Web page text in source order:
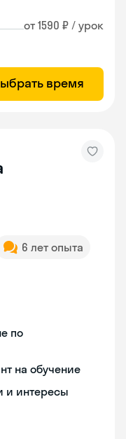
от 1590 ₽ / урок
время
6 лет опыта
по
на обучение
и интересы